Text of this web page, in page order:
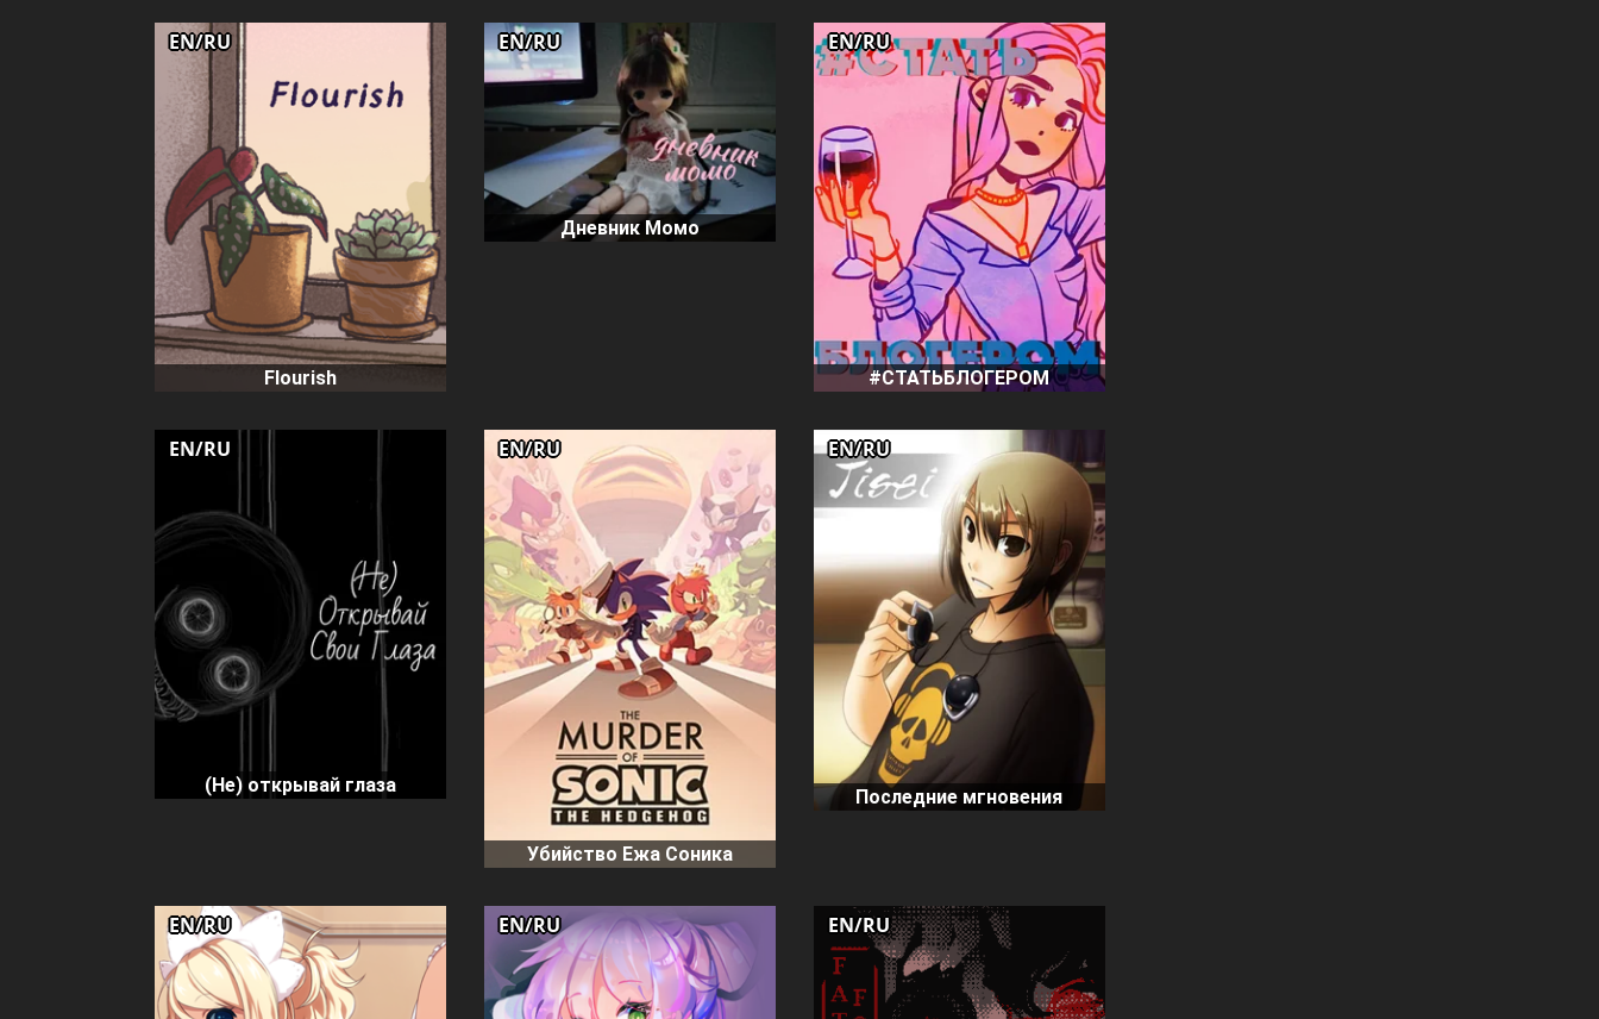
Flourish
EN/RU
Дневник Момо
EN/RU
#СТАТЬБЛОГЕРОМ
EN/RU
(Не) открывай глаза
EN/RU
Убийство Ежа Соника
EN/RU
Последние мгновения
EN/RU
EN/RU EN/RU EN/RU